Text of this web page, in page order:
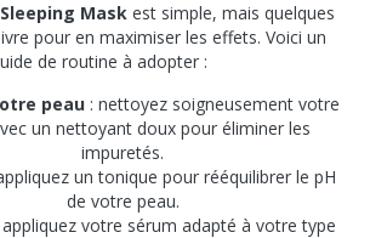
Sleeping Mask est simple, mais quelques
pour en maximiser les effets. Voici un
de routine à adopter :
peau : nettoyez soigneusement votre
un nettoyant doux pour éliminer les
impuretés.
un tonique pour rééquilibrer le pH
de votre peau.
appliquez votre sérum adapté à votre type